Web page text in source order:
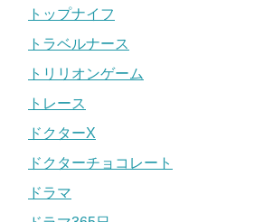
トップナイフ
トラベルナース
トリリオンゲーム
トレース
ドクターX
ドクターチョコレート
ドラマ